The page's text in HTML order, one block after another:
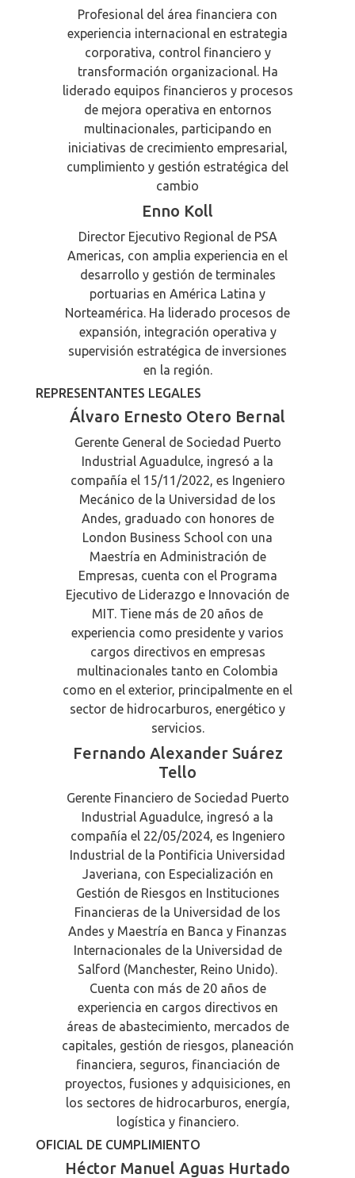
Profesional del área financiera con
experiencia internacional en estrategia
corporativa, control financiero y
transformación organizacional. Ha
liderado equipos financieros y procesos
de mejora operativa en entornos
multinacionales, participando en
iniciativas de crecimiento empresarial,
cumplimiento y gestión estratégica del
cambio
Enno Koll
Director Ejecutivo Regional de PSA
Americas, con amplia experiencia en el
desarrollo y gestión de terminales
portuarias en América Latina y
Norteamérica. Ha liderado procesos de
expansión, integración operativa y
supervisión estratégica de inversiones
en la región.
REPRESENTANTES LEGALES
Álvaro Ernesto Otero Bernal
Gerente General de Sociedad Puerto
Industrial Aguadulce, ingresó a la
compañía el 15/11/2022, es Ingeniero
Mecánico de la Universidad de los
Andes, graduado con honores de
London Business School con una
Maestría en Administración de
Empresas, cuenta con el Programa
Ejecutivo de Liderazgo e Innovación de
MIT. Tiene más de 20 años de
experiencia como presidente y varios
cargos directivos en empresas
multinacionales tanto en Colombia
como en el exterior, principalmente en el
sector de hidrocarburos, energético y
servicios.
Fernando Alexander Suárez
Tello
Gerente Financiero de Sociedad Puerto
Industrial Aguadulce, ingresó a la
compañía el 22/05/2024, es Ingeniero
Industrial de la Pontificia Universidad
Javeriana, con Especialización en
Gestión de Riesgos en Instituciones
Financieras de la Universidad de los
Andes y Maestría en Banca y Finanzas
Internacionales de la Universidad de
Salford (Manchester, Reino Unido).
Cuenta con más de 20 años de
experiencia en cargos directivos en
áreas de abastecimiento, mercados de
capitales, gestión de riesgos, planeación
financiera, seguros, financiación de
proyectos, fusiones y adquisiciones, en
los sectores de hidrocarburos, energía,
logística y financiero.
OFICIAL DE CUMPLIMIENTO
Héctor Manuel Aguas Hurtado